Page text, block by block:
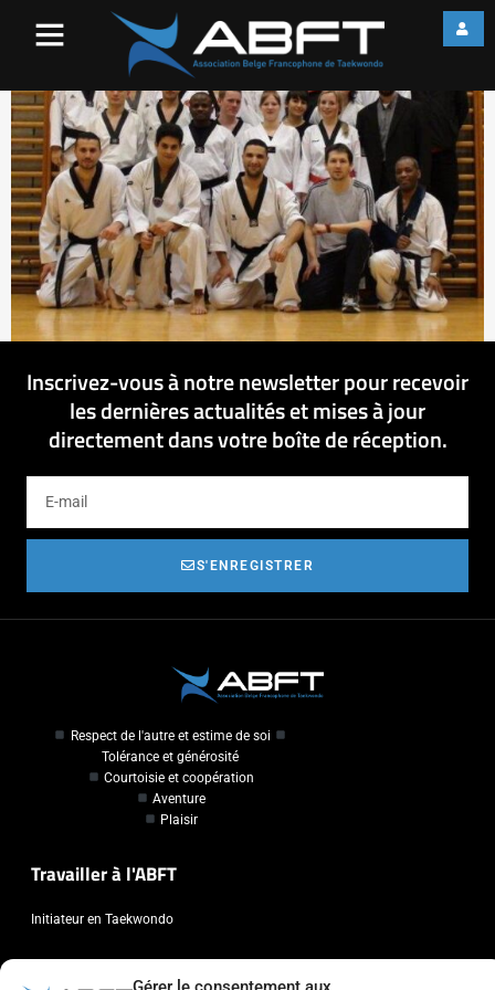
Inscrivez-vous à notre newsletter pour recevoir
les dernières actualités et mises à jour
directement dans votre boîte de réception.
S'ENREGISTRER
Respect de l'autre et estime de soi
Tolérance et générosité
Courtoisie et coopération
Aventure
Plaisir
Travailler à l'ABFT
Initiateur en Taekwondo